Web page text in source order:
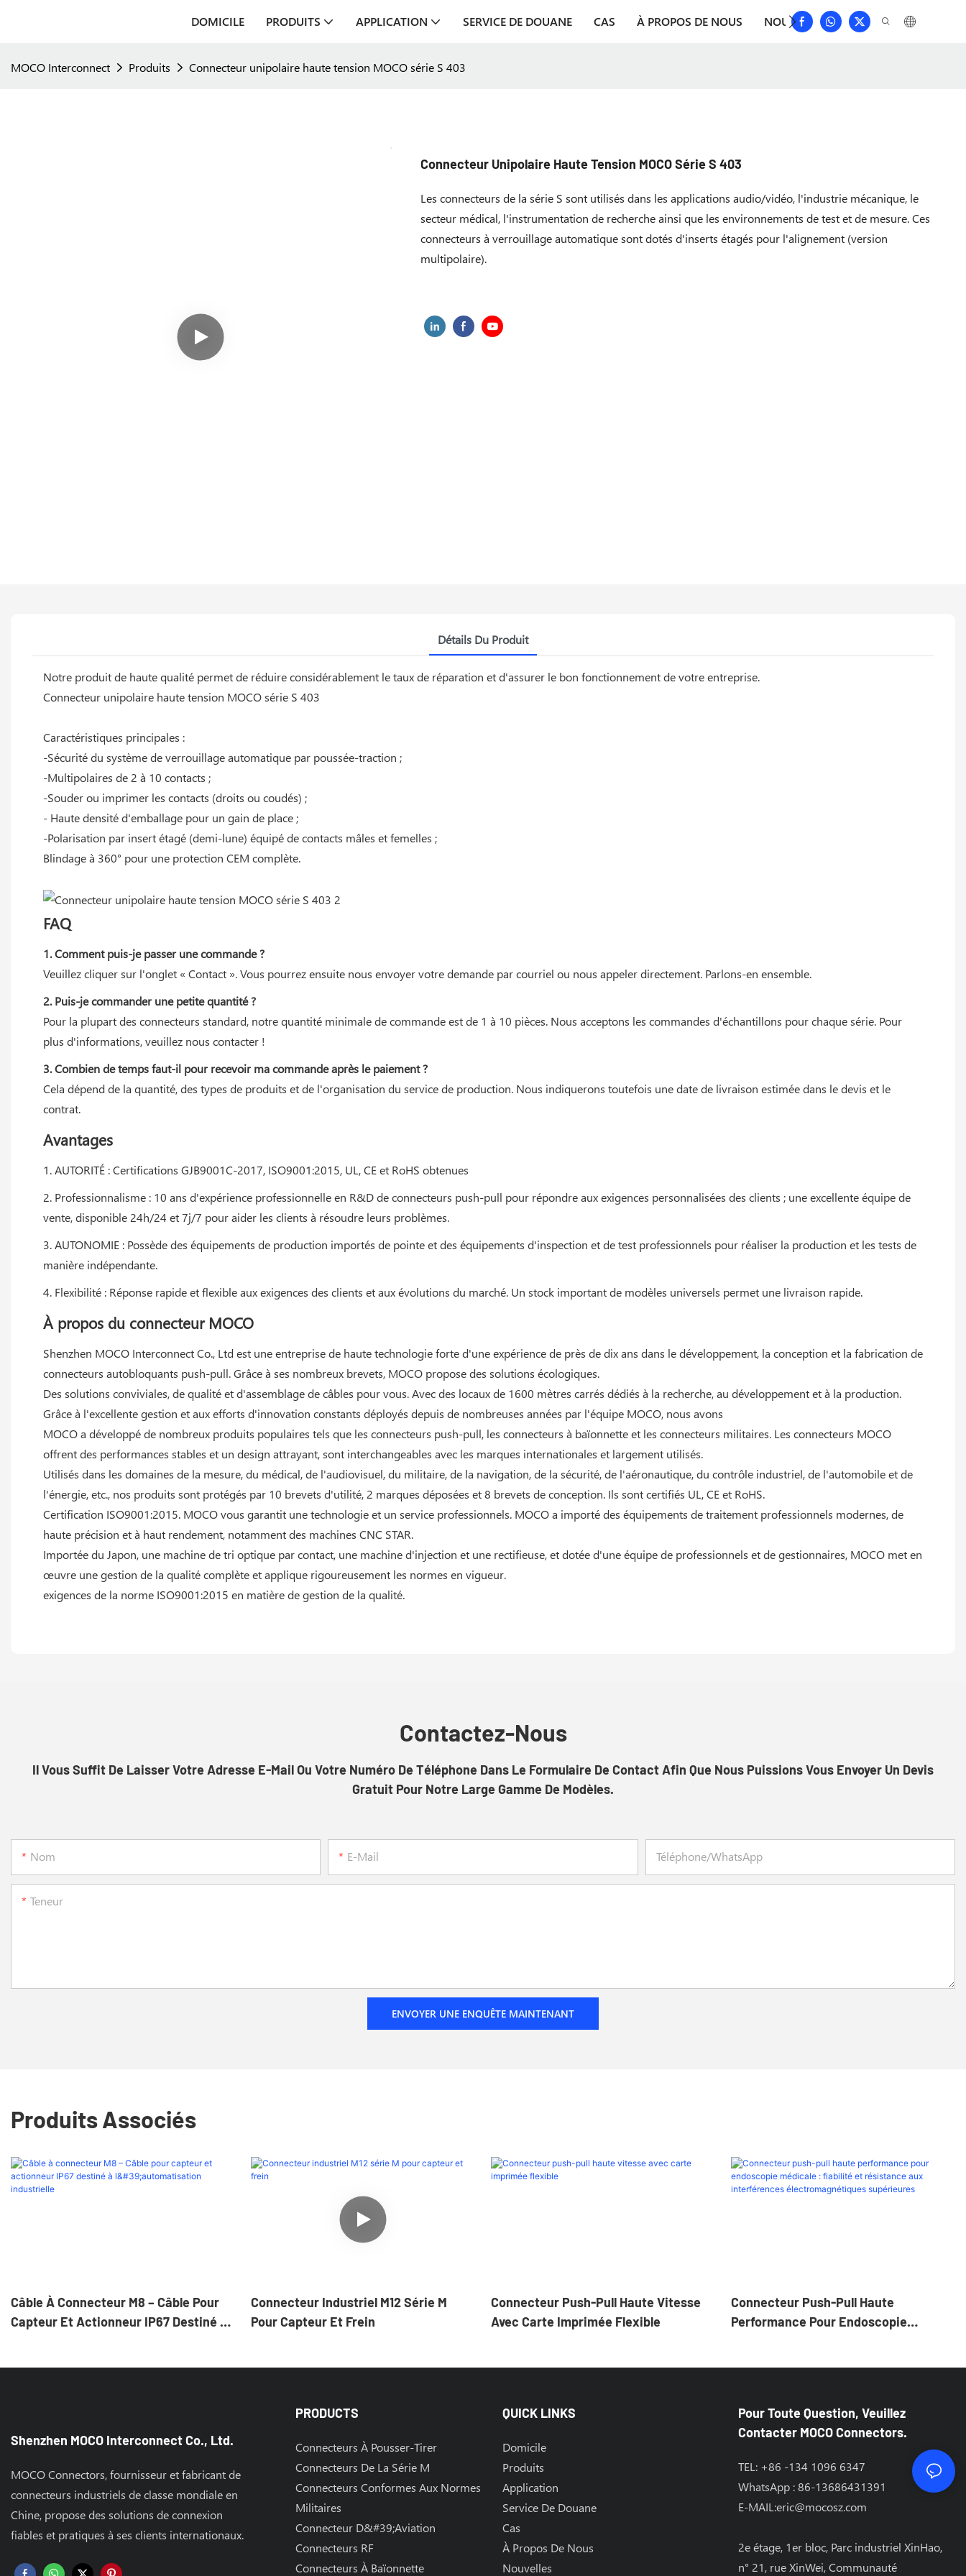
DOMICILE PRODUITS APPLICATION SERVICE DE DOUANE CAS À PROPOS DE NOUS NOUVELLES TÉLÉCHARGER
MOCO Interconnect Produits Connecteur unipolaire haute tension MOCO série S 403
Connecteur Unipolaire Haute Tension MOCO Série S 403
Les connecteurs de la série S sont utilisés dans les applications audio/vidéo, l'industrie mécanique, le
secteur médical, l'instrumentation de recherche ainsi que les environnements de test et de mesure. Ces
connecteurs à verrouillage automatique sont dotés d'inserts étagés pour l'alignement (version
multipolaire).
Détails Du Produit
Notre produit de haute qualité permet de réduire considérablement le taux de réparation et d'assurer le bon fonctionnement de votre entreprise.
Connecteur unipolaire haute tension MOCO série S 403
Caractéristiques principales :
-Sécurité du système de verrouillage automatique par poussée-traction ;
-Multipolaires de 2 à 10 contacts ;
-Souder ou imprimer les contacts (droits ou coudés) ;
- Haute densité d'emballage pour un gain de place ;
-Polarisation par insert étagé (demi-lune) équipé de contacts mâles et femelles ;
Blindage à 360° pour une protection CEM complète.
FAQ
1. Comment puis-je passer une commande ?
Veuillez cliquer sur l'onglet « Contact ». Vous pourrez ensuite nous envoyer votre demande par courriel ou nous appeler directement. Parlons-en ensemble.
2. Puis-je commander une petite quantité ?
Pour la plupart des connecteurs standard, notre quantité minimale de commande est de 1 à 10 pièces. Nous acceptons les commandes d'échantillons pour chaque série. Pour
plus d'informations, veuillez nous contacter !
3. Combien de temps faut-il pour recevoir ma commande après le paiement ?
Cela dépend de la quantité, des types de produits et de l'organisation du service de production. Nous indiquerons toutefois une date de livraison estimée dans le devis et le
contrat.
Avantages
1. AUTORITÉ : Certifications GJB9001C-2017, ISO9001:2015, UL, CE et RoHS obtenues
2. Professionnalisme : 10 ans d'expérience professionnelle en R&D de connecteurs push-pull pour répondre aux exigences personnalisées des clients ; une excellente équipe de
vente, disponible 24h/24 et 7j/7 pour aider les clients à résoudre leurs problèmes.
3. AUTONOMIE : Possède des équipements de production importés de pointe et des équipements d'inspection et de test professionnels pour réaliser la production et les tests de
manière indépendante.
4. Flexibilité : Réponse rapide et flexible aux exigences des clients et aux évolutions du marché. Un stock important de modèles universels permet une livraison rapide.
À propos du connecteur MOCO
Shenzhen MOCO Interconnect Co., Ltd est une entreprise de haute technologie forte d'une expérience de près de dix ans dans le développement, la conception et la fabrication de
connecteurs autobloquants push-pull. Grâce à ses nombreux brevets, MOCO propose des solutions écologiques.
Des solutions conviviales, de qualité et d'assemblage de câbles pour vous. Avec des locaux de 1600 mètres carrés dédiés à la recherche, au développement et à la production.
Grâce à l'excellente gestion et aux efforts d'innovation constants déployés depuis de nombreuses années par l'équipe MOCO, nous avons
MOCO a développé de nombreux produits populaires tels que les connecteurs push-pull, les connecteurs à baïonnette et les connecteurs militaires. Les connecteurs MOCO
offrent des performances stables et un design attrayant, sont interchangeables avec les marques internationales et largement utilisés.
Utilisés dans les domaines de la mesure, du médical, de l'audiovisuel, du militaire, de la navigation, de la sécurité, de l'aéronautique, du contrôle industriel, de l'automobile et de
l'énergie, etc., nos produits sont protégés par 10 brevets d'utilité, 2 marques déposées et 8 brevets de conception. Ils sont certifiés UL, CE et RoHS.
Certification ISO9001:2015. MOCO vous garantit une technologie et un service professionnels. MOCO a importé des équipements de traitement professionnels modernes, de
haute précision et à haut rendement, notamment des machines CNC STAR.
Importée du Japon, une machine de tri optique par contact, une machine d'injection et une rectifieuse, et dotée d'une équipe de professionnels et de gestionnaires, MOCO met en
œuvre une gestion de la qualité complète et applique rigoureusement les normes en vigueur.
exigences de la norme ISO9001:2015 en matière de gestion de la qualité.
Contactez-Nous
Il Vous Suffit De Laisser Votre Adresse E-Mail Ou Votre Numéro De Téléphone Dans Le Formulaire De Contact Afin Que Nous Puissions Vous Envoyer Un Devis
Gratuit Pour Notre Large Gamme De Modèles.
Nom E-Mail Téléphone/WhatsApp
Teneur
ENVOYER UNE ENQUÊTE MAINTENANT
Produits Associés
Câble À Connecteur M8 – Câble Pour
Capteur Et Actionneur IP67 Destiné À
Connecteur Industriel M12 Série M
Pour Capteur Et Frein
Connecteur Push-Pull Haute Vitesse
Avec Carte Imprimée Flexible
Connecteur Push-Pull Haute
Performance Pour Endoscopie
Shenzhen MOCO Interconnect Co., Ltd.
MOCO Connectors, fournisseur et fabricant de
connecteurs industriels de classe mondiale en
Chine, propose des solutions de connexion
fiables et pratiques à ses clients internationaux.
PRODUCTS
Connecteurs À Pousser-Tirer
Connecteurs De La Série M
Connecteurs Conformes Aux Normes
Militaires
Connecteur D&#39;aviation
Connecteurs RF
Connecteurs À Baïonnette
QUICK LINKS
Domicile
Produits
Application
Service De Douane
Cas
À Propos De Nous
Nouvelles
Pour Toute Question, Veuillez
Contacter MOCO Connectors.
TEL: +86 -134 1096 6347
WhatsApp : 86-13686431391
E-MAIL:eric@mocosz.com
2e étage, 1er bloc, Parc industriel XinHao,
n° 21, rue XinWei, Communauté